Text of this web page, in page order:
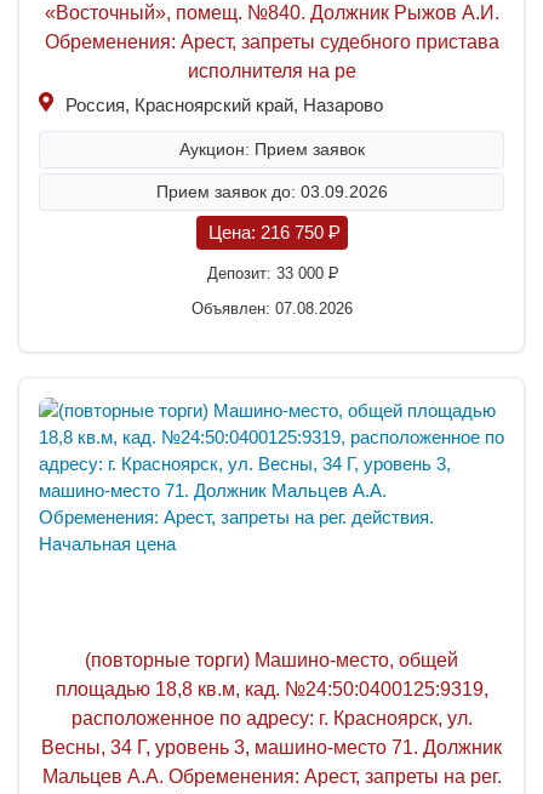
«Восточный», помещ. №840. Должник Рыжов А.И.
Обременения: Арест, запреты судебного пристава
исполнителя на ре
Россия, Красноярский край, Назарово
Аукцион: Прием заявок
Прием заявок до: 03.09.2026
Цена: 216 750 P
Депозит: 33 000P
Объявлен: 07.08.2026
(повторные торги) Машино-место, общей
площадью 18,8 кв.м, кад. №24:50:0400125:9319,
расположенное по адресу: г. Красноярск, ул.
Весны, 34 Г, уровень 3, машино-место 71. Должник
Мальцев А.А. Обременения: Арест, запреты на рег.